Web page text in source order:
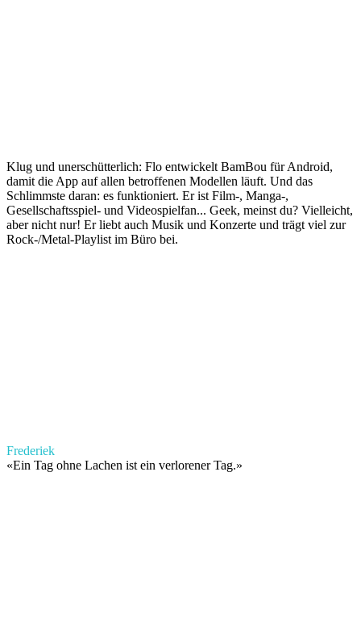
Klug und unerschütterlich: Flo entwickelt BamBou für Android,
damit die App auf allen betroffenen Modellen läuft. Und das
Schlimmste daran: es funktioniert. Er ist Film-, Manga-,
Gesellschaftsspiel- und Videospielfan... Geek, meinst du? Vielleicht,
aber nicht nur! Er liebt auch Musik und Konzerte und trägt viel zur
Rock-/Metal-Playlist im Büro bei.
Frederiek
«Ein Tag ohne Lachen ist ein verlorener Tag.»